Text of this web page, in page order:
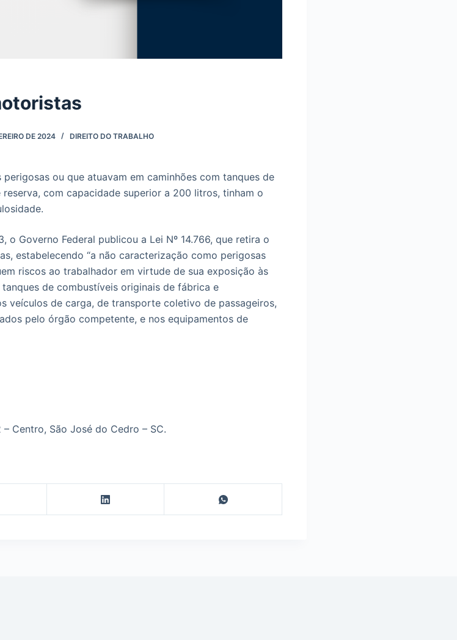
DE 2024 DIREITO DO TRABALHO
ou que atuavam em caminhões com tanques de
com capacidade superior a 200 litros, tinham o
Governo Federal publicou a Lei Nº 14.766, que retira o
estabelecendo “a não caracterização como perigosas
riscos ao trabalhador em virtude de sua exposição às
de combustíveis originais de fábrica e
veículos de carga, de transporte coletivo de passageiros,
pelo órgão competente, e nos equipamentos de
Centro, São José do Cedro – SC.